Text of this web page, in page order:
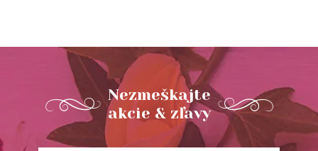
Nezmeškajte
akcie & zľavy